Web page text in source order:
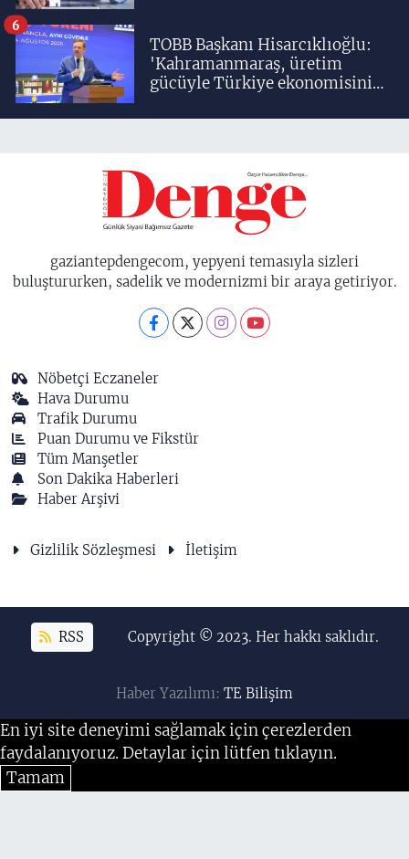
TOBB Başkanı Hisarcıklıoğlu:
'Kahramanmaraş, üretim
gücüyle Türkiye ekonomisinin
birisidir'
6
gaziantepdengecom, yepyeni temasıyla sizleri
buluştururken, sadelik ve modernizmi bir araya getiriyor.
Nöbetçi Eczaneler
Hava Durumu
Trafik Durumu
Puan Durumu ve Fikstür
Tüm Manşetler
Son Dakika Haberleri
Haber Arşivi
Gizlilik Sözleşmesi İletişim
RSS Copyright © 2023. Her hakkı saklıdır.
Haber Yazılımı: TE Bilişim
En iyi site deneyimi sağlamak için çerezlerden
faydalanıyoruz. Detaylar için lütfen tıklayın.
Tamam